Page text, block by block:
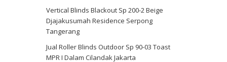
Vertical Blinds Blackout Sp 200-2 Beige
Djajakusumah Residence Serpong
Tangerang
Jual Roller Blinds Outdoor Sp 90-03 Toast
MPR I Dalam Cilandak Jakarta